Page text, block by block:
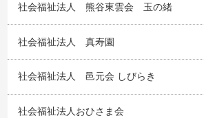
社会福祉法人 熊谷東雲会 玉の緒
社会福祉法人 真寿園
社会福祉法人 邑元会 しびらき
社会福祉法人おひさま会